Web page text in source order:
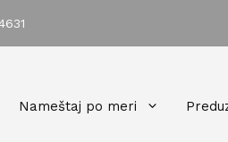
Nameštaj po meri